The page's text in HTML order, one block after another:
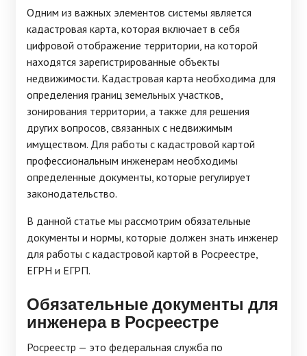
Одним из важных элементов системы является
кадастровая карта, которая включает в себя
цифровой отображение территории, на которой
находятся зарегистрированные объекты
недвижимости. Кадастровая карта необходима для
определения границ земельных участков,
зонирования территории, а также для решения
других вопросов, связанных с недвижимым
имуществом. Для работы с кадастровой картой
профессиональным инженерам необходимы
определенные документы, которые регулирует
законодательство.
В данной статье мы рассмотрим обязательные
документы и нормы, которые должен знать инженер
для работы с кадастровой картой в Росреестре,
ЕГРН и ЕГРП.
Обязательные документы для
инженера в Росреестре
Росреестр — это федеральная служба по